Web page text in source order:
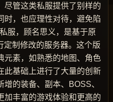
尽管这类私服提供了别样的
时，也应理性对待，避免陷
服，顾名思义，是基于原
定制修改的服务器。这个版
元素，如熟悉的地图、角色
此基础上进行了大量的创新
的装备、副本、BOSS、
加丰富的游戏体验和更高的